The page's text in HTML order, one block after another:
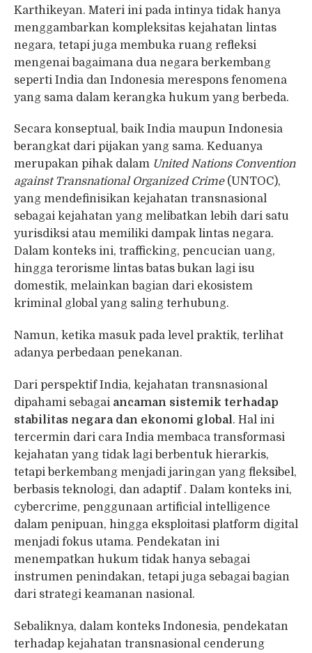
Karthikeyan. Materi ini pada intinya tidak hanya
menggambarkan kompleksitas kejahatan lintas
negara, tetapi juga membuka ruang refleksi
mengenai bagaimana dua negara berkembang
seperti India dan Indonesia merespons fenomena
yang sama dalam kerangka hukum yang berbeda.
Secara konseptual, baik India maupun Indonesia
berangkat dari pijakan yang sama. Keduanya
merupakan pihak dalam United Nations Convention
against Transnational Organized Crime(UNTOC),
yang mendefinisikan kejahatan transnasional
sebagai kejahatan yang melibatkan lebih dari satu
yurisdiksi atau memiliki dampak lintas negara.
Dalam konteks ini, trafficking, pencucian uang,
hingga terorisme lintas batas bukan lagi isu
domestik, melainkan bagian dari ekosistem
kriminal global yang saling terhubung.
Namun, ketika masuk pada level praktik, terlihat
adanya perbedaan penekanan.
Dari perspektif India, kejahatan transnasional
dipahami sebagai ancaman sistemik terhadap
stabilitas negara dan ekonomi global. Hal ini
tercermin dari cara India membaca transformasi
kejahatan yang tidak lagi berbentuk hierarkis,
tetapi berkembang menjadi jaringan yang fleksibel,
berbasis teknologi, dan adaptif . Dalam konteks ini,
cybercrime, penggunaan artificial intelligence
dalam penipuan, hingga eksploitasi platform digital
menjadi fokus utama. Pendekatan ini
menempatkan hukum tidak hanya sebagai
instrumen penindakan, tetapi juga sebagai bagian
dari strategi keamanan nasional.
Sebaliknya, dalam konteks Indonesia, pendekatan
terhadap kejahatan transnasional cenderung